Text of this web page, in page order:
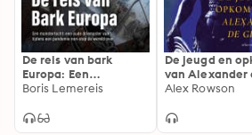
De reis van bark
Europa: Een
monstertocht: een
vaart tijdens een
Boris Lemereis
De jeugd en
van Alexander
Grote: De
Grote
Alex Rowson